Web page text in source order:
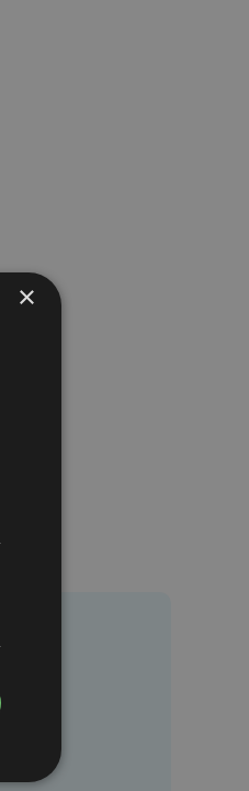
×